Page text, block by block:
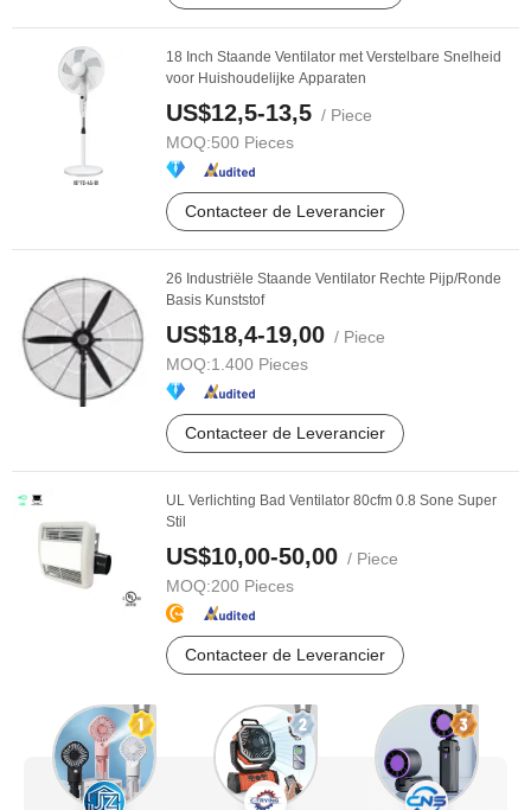
18 Inch Staande Ventilator met Verstelbare Snelheid
voor Huishoudelijke Apparaten
US$12,5-13,5 / Piece
MOQ:500 Pieces
Contacteer de Leverancier
26 Industriële Staande Ventilator Rechte Pijp/Ronde
Basis Kunststof
US$18,4-19,00 / Piece
MOQ:1.400 Pieces
Contacteer de Leverancier
UL Verlichting Bad Ventilator 80cfm 0.8 Sone Super
Stil
US$10,00-50,00 / Piece
MOQ:200 Pieces
Contacteer de Leverancier